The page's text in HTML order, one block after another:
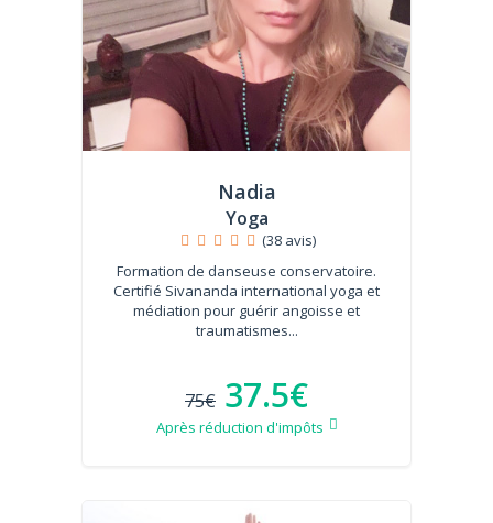
Nadia
Yoga
(38 avis)
Formation de danseuse conservatoire.
Certifié Sivananda international yoga et
médiation pour guérir angoisse et
traumatismes...
75€ 37.5€
Après réduction d'impôts